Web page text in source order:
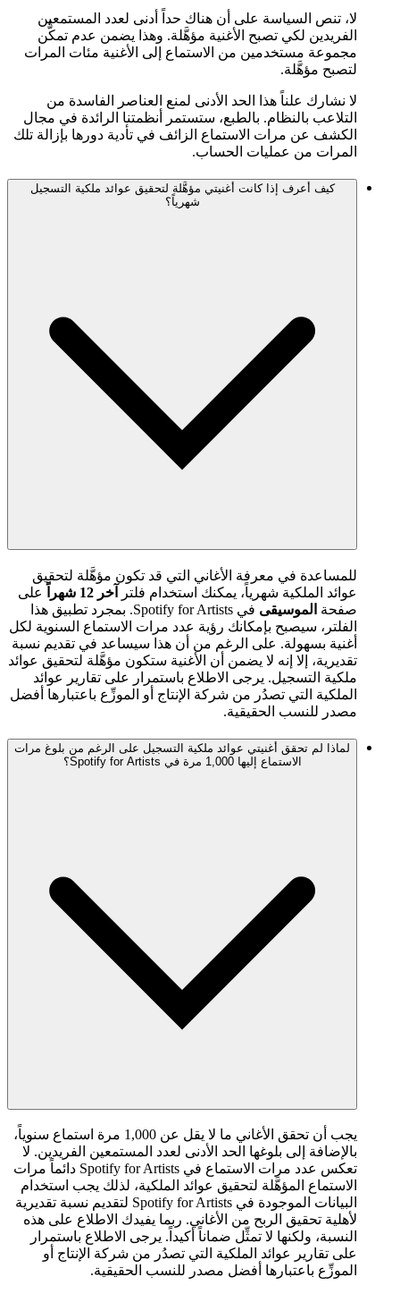
لا، تنص السياسة على أن هناك حداً أدنى لعدد المستمعين
الفريدين لكي تصبح الأغنية مؤهَّلة. وهذا يضمن عدم تمكُّن
مجموعة مستخدمين من الاستماع إلى الأغنية مئات المرات
لتصبح مؤهَّلة.
لا نشارك علناً هذا الحد الأدنى لمنع العناصر الفاسدة من
التلاعب بالنظام. بالطبع، ستستمر أنظمتنا الرائدة في مجال
الكشف عن مرات الاستماع الزائف في تأدية دورها بإزالة تلك
المرات من عمليات الحساب.
كيف أعرف إذا كانت أغنيتي مؤهَّلة لتحقيق عوائد ملكية التسجيل
شهرياً؟
للمساعدة في معرفة الأغاني التي قد تكون مؤهَّلة لتحقيق
عوائد الملكية شهرياً، يمكنك استخدام فلتر
آخر 12 شهراً
على
صفحة الموسيقى
في Spotify for Artists. بمجرد تطبيق هذا
الفلتر، سيصبح بإمكانك رؤية عدد مرات الاستماع السنوية لكل
أغنية بسهولة. على الرغم من أن هذا سيساعد في تقديم نسبة
تقديرية، إلا إنه لا يضمن أن الأغنية ستكون مؤهَّلة لتحقيق عوائد
ملكية التسجيل. يرجى الاطلاع باستمرار على تقارير عوائد
الملكية التي تصدُر من شركة الإنتاج أو الموزِّع باعتبارها أفضل
مصدر للنسب الحقيقية.
لماذا لم تحقق أغنيتي عوائد ملكية التسجيل على الرغم من بلوغ مرات
الاستماع إليها 1,000 مرة في Spotify for Artists؟
يجب أن تحقق الأغاني ما لا يقل عن 1,000 مرة استماع سنوياً،
بالإضافة إلى بلوغها الحد الأدنى لعدد المستمعين الفريدين. لا
تعكس عدد مرات الاستماع في Spotify for Artists دائماً مرات
الاستماع المؤهَّلة لتحقيق عوائد الملكية، لذلك يجب استخدام
البيانات الموجودة في Spotify for Artists لتقديم نسبة تقديرية
لأهلية تحقيق الربح من الأغاني. ربما يفيدك الاطلاع على هذه
النسبة، ولكنها لا تمثِّل ضماناً أكيداً. يرجى الاطلاع باستمرار
على تقارير عوائد الملكية التي تصدُر من شركة الإنتاج أو
الموزِّع باعتبارها أفضل مصدر للنسب الحقيقية.